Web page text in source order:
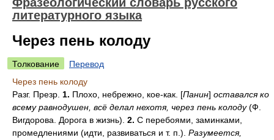
литературного языка
Через пень колоду
Толкование
Перевод
Через пень колоду
Разг. Презр. 1. Плохо, небрежно, кое-как. [Панин] оставался ко
всему равнодушен, всё делал нехотя, через пень колоду(Ф.
Вигдорова. Дорога в жизнь). 2. С перебоями, заминками,
промедлениями (идти, развиваться и т. п.). Разумеется,